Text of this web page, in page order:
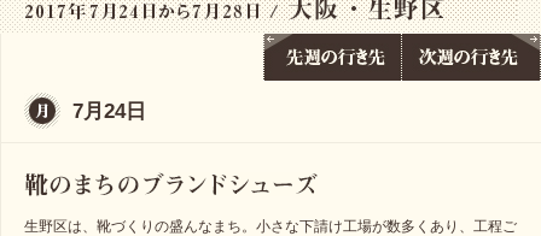
7月24日
生野区は、靴づくりの盛んなまち。小さな下請け工場が数多くあり、工程ご